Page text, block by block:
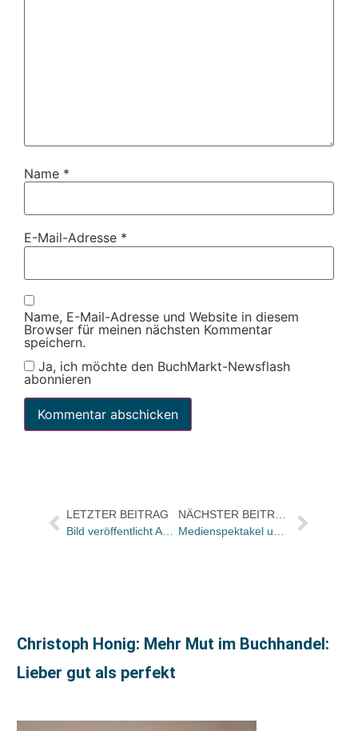
Name *
E-Mail-Adresse *
Name, E-Mail-Adresse und Website in diesem
Browser für meinen nächsten Kommentar
speichern.
Ja, ich möchte den BuchMarkt-Newsflash
abonnieren
LETZTER BEITRAG
Bild veröffentlicht Auszüge der Papst-Autobiografie
Christoph Honig: Mehr Mut im Buchhandel:
Lieber gut als perfekt